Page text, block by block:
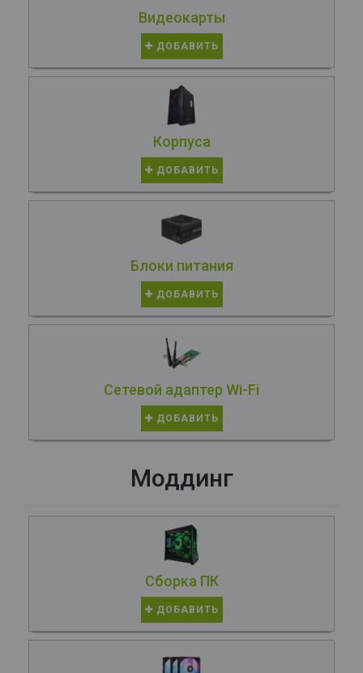
Видеокарты
ДОБАВИТЬ
Корпуса
ДОБАВИТЬ
Блоки питания
ДОБАВИТЬ
Сетевой адаптер Wi-Fi
ДОБАВИТЬ
Моддинг
Сборка ПК
ДОБАВИТЬ